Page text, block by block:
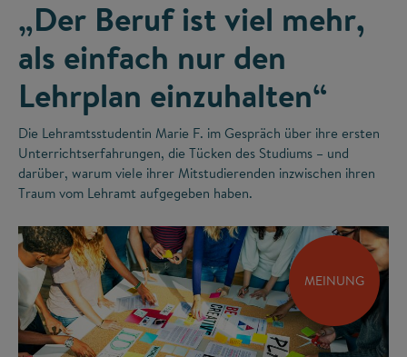
„Der Beruf ist viel mehr,
als einfach nur den
Lehrplan einzuhalten“
Die Lehramtsstudentin Marie F. im Gespräch über ihre ersten
Unterrichtserfahrungen, die Tücken des Studiums – und
darüber, warum viele ihrer Mitstudierenden inzwischen ihren
Traum vom Lehramt aufgegeben haben.
MEINUNG